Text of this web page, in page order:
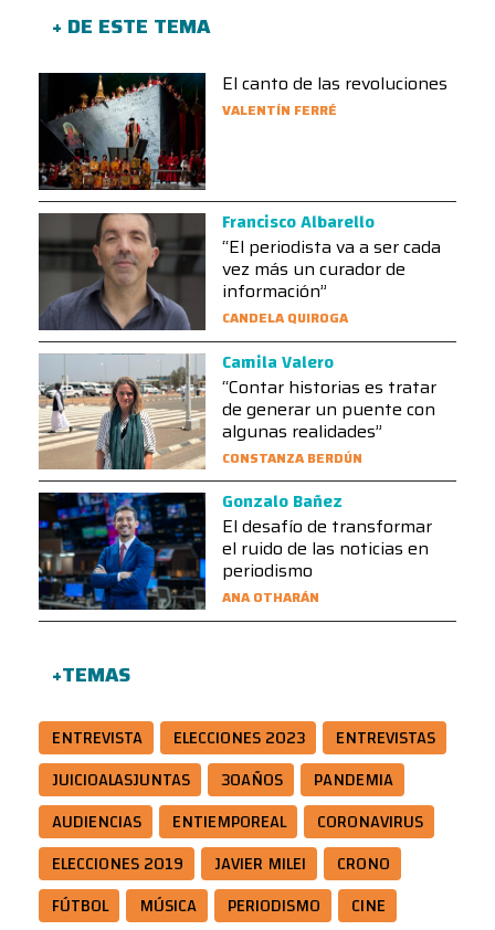
+ DE ESTE TEMA
El canto de las revoluciones
VALENTÍN FERRÉ
Francisco Albarello
“El periodista va a ser cada
vez más un curador de
información”
CANDELA QUIROGA
Camila Valero
“Contar historias es tratar
de generar un puente con
algunas realidades”
CONSTANZA BERDÚN
Gonzalo Bañez
El desafío de transformar
el ruido de las noticias en
periodismo
ANA OTHARÁN
+TEMAS
ENTREVISTA ELECCIONES 2023
ENTREVISTAS
JUICIOALASJUNTAS
30AÑOS
PANDEMIA
AUDIENCIAS
ENTIEMPOREAL
CORONAVIRUS
ELECCIONES 2019
JAVIER MILEI
CRONO
FÚTBOL
MÚSICA PERIODISMO
CINE